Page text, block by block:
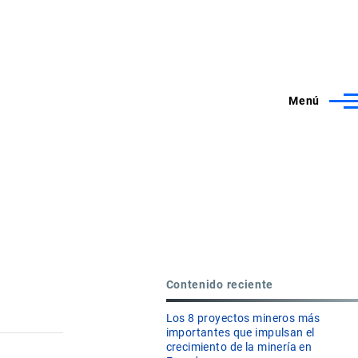
Menú
Contenido reciente
Los 8 proyectos mineros más
importantes que impulsan el
crecimiento de la minería en